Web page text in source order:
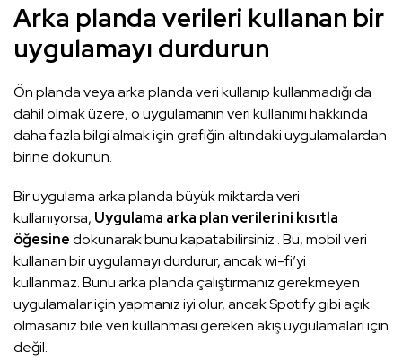
Arka planda verileri kullanan bir
uygulamayı durdurun
Ön planda veya arka planda veri kullanıp kullanmadığı da
dahil olmak üzere, o uygulamanın veri kullanımı hakkında
daha fazla bilgi almak için grafiğin altındaki uygulamalardan
birine dokunun.
Bir uygulama arka planda büyük miktarda veri
kullanıyorsa, Uygulama arka plan verilerini kısıtla
öğesinedokunarak bunu kapatabilirsiniz . Bu, mobil veri
kullanan bir uygulamayı durdurur, ancak wi-fi’yi
kullanmaz. Bunu arka planda çalıştırmanız gerekmeyen
uygulamalar için yapmanız iyi olur, ancak Spotify gibi açık
olmasanız bile veri kullanması gereken akış uygulamaları için
değil.